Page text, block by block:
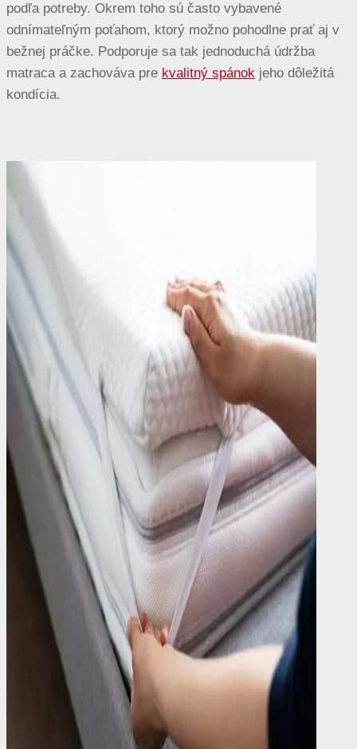
podľa potreby. Okrem toho sú často vybavené
odnímateľným poťahom, ktorý možno pohodlne prať aj v
bežnej práčke. Podporuje sa tak jednoduchá údržba
matraca a zachováva pre kvalitný spánok jeho dôležitá
kondícia.